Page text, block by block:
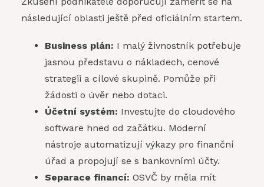
následující oblasti ještě před oficiálním startem.
Business plán: I malý živnostník potřebuje
jasnou představu o nákladech, cenové
strategii a cílové skupině. Pomůže při
žádosti o úvěr nebo dotaci.
Účetní systém: Investujte do cloudového
software hned od začátku. Moderní
nástroje automatizují výkazy pro finanční
úřad a propojují se s bankovními účty.
Separace financí: OSVČ by měla mít